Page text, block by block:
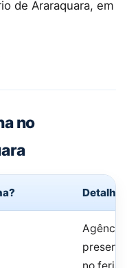
de Araraquara, em
no
Detalhe